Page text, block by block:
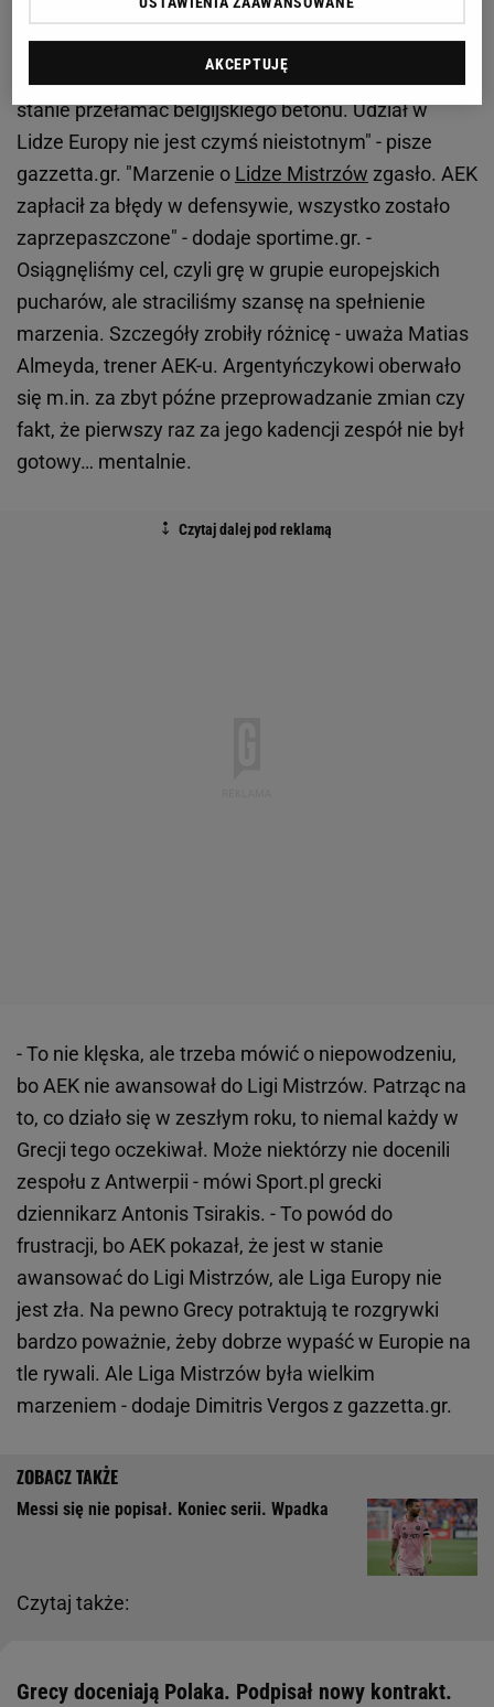
Greckie media skutecznie wypunktowały postawę
ateńczyków w rewanżu. "AEK zablokował się na
, ta gwiazda spadła i nie była w
stanie przełamać belgijskiego betonu. Udział w
Lidze Europy nie jest czymś nieistotnym" - pisze
gazzetta.gr. "Marzenie o Lidze Mistrzów zgasło. AEK
zapłacił za błędy w defensywie, wszystko zostało
zaprzepaszczone" - dodaje sportime.gr. -
Osiągnęliśmy cel, czyli grę w grupie europejskich
pucharów, ale straciliśmy szansę na spełnienie
marzenia. Szczegóły zrobiły różnicę - uważa Matias
Almeyda, trener AEK-u. Argentyńczykowi oberwało
się m.in. za zbyt późne przeprowadzanie zmian czy
fakt, że pierwszy raz za jego kadencji zespół nie był
gotowy… mentalnie.
- To nie klęska, ale trzeba mówić o niepowodzeniu,
bo AEK nie awansował do Ligi Mistrzów. Patrząc na
to, co działo się w zeszłym roku, to niemal każdy w
Grecji tego oczekiwał. Może niektórzy nie docenili
zespołu z Antwerpii - mówi Sport.pl grecki
dziennikarz Antonis Tsirakis. - To powód do
frustracji, bo AEK pokazał, że jest w stanie
awansować do Ligi Mistrzów, ale Liga Europy nie
jest zła. Na pewno Grecy potraktują te rozgrywki
bardzo poważnie, żeby dobrze wypaść w Europie na
tle rywali. Ale Liga Mistrzów była wielkim
marzeniem - dodaje Dimitris Vergos z gazzetta.gr.
Czytaj także:
Messi się nie popisał. Koniec serii. Wpadka
Grecy doceniają Polaka. Podpisał nowy kontrakt.
AKCEPTUJĘ